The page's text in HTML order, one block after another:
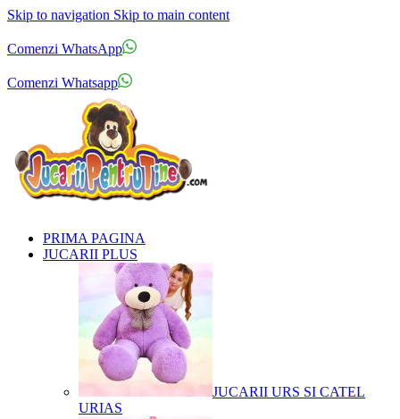
Skip to navigation Skip to main content
Comenzi WhatsApp
Comenzi Whatsapp
PRIMA PAGINA
JUCARII PLUS
JUCARII URS SI CATEL
URIAS